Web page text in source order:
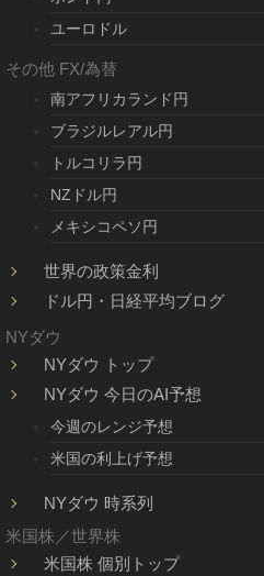
ユーロドル
その他 FX/為替
南アフリカランド円
ブラジルレアル円
トルコリラ円
NZドル円
メキシコペソ円
世界の政策金利
ドル円・日経平均ブログ
NYダウ
NYダウ トップ
NYダウ 今日のAI予想
今週のレンジ予想
米国の利上げ予想
NYダウ 時系列
米国株／世界株
米国株 個別トップ